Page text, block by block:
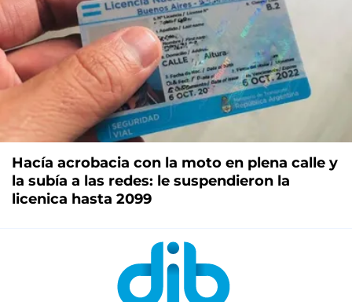
Hacía acrobacia con la moto en plena calle y
la subía a las redes: le suspendieron la
licenica hasta 2099